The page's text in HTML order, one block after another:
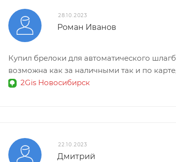
28.10.2023
Роман Иванов
Купил брелоки для автоматического
возможна как за наличными так и по
2Gis Новосибирск
22.10.2023
Дмитрий